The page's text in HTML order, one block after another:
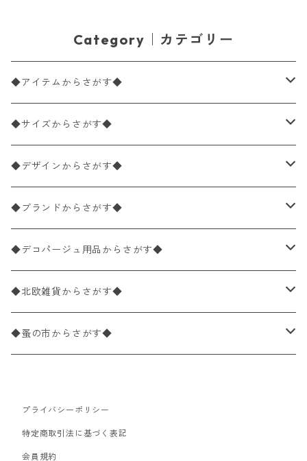
Category｜カテゴリー
◆アイテムからさがす◆
ペーパーナプキン2枚バラ売り
ペーパーナプキン1枚バラ売り
ペーパーナプキン20枚入りパック
ペーパーナプキン10枚入りパック
ライスペーパー
ペーパーリネンナプキン
ワックスペーパー
デコパージュ用品
◆サイズからさがす◆
33×33cm（ランチサイズ）
バラ売り
パック売り
25×25cm（カクテルサイズ）
バラ売り
パック売り
40×40cm（ディナーサイズ）
バラ売り
パック売り
21×21cm（ポケットサイズ）
バラ売り
33cm（ラウンド）
◆デザインからさがす◆
花柄
植物・グリーン柄
動物・鳥・昆虫・蝶柄
海・魚柄
食べ物・フルーツ・野菜・ドリンク柄
食器・カトラリー柄
◆ブランドからさがす◆
ドイツ製 IHR/イア
ランチサイズ
カクテルサイズ
ドイツ製 Ambiente/アンビエンテ
ランチサイズ
ドイツ製 Paperproducts Design
カクテルサイズ
ランチサイズ
カクテルサイズ
ドイツ製 ti-flair/ティーフレア
ランチサイズ
ドイツ製 PAW/パウ
◆デコパージュ用品からさがす◆
デコパージュ液
デコパージュ下地
デコパージュはさみ
3Dデコパージュ
◆北欧雑貨からさがす◆
シリコンモールド
トレイ
ポスター・カレンダー
◆蚤の市からさがす◆
北欧雑貨
デコパージュ用品
プライバシーポリシー
特定商取引法に基づく表記
会員規約